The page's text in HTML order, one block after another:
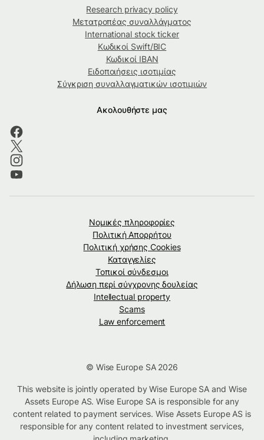
Research privacy policy
Μετατροπέας συναλλάγματος
International stock ticker
Κωδικοί Swift/BIC
Κωδικοί IBAN
Ειδοποιήσεις ισοτιμίας
Σύγκριση συναλλαγματικών ισοτιμιών
Ακολουθήστε μας
Νομικές πληροφορίες
Πολιτική Απορρήτου
Πολιτική χρήσης Cookies
Καταγγελίες
Τοπικοί σύνδεσμοι
Δήλωση περί σύγχρονης δουλείας
Intellectual property
Scams
Law enforcement
© Wise Europe SA 2026
This website is jointly operated by Wise Europe SA and Wise
Assets Europe AS. Wise Europe SA is responsible for any
content related to payment services. Wise Assets Europe AS is
responsible for any content related to investment services,